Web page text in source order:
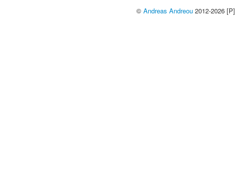
© Andreas Andreou 2012-2026 [P]